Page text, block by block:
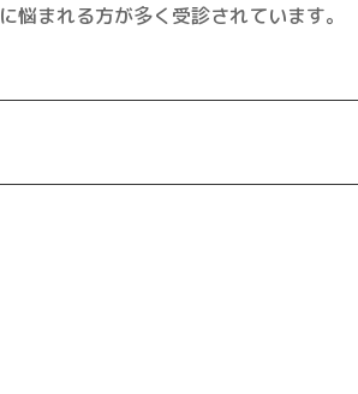
に悩まれる方が多く受診されています。